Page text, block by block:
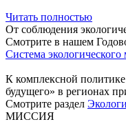
Читать полностью
От соблюдения
Смотрите в нашем
Система
К комплексной
будущего» в регионах
Смотрите раздел
МИССИЯ